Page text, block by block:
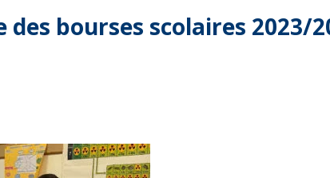
bourses scolaires 2023/